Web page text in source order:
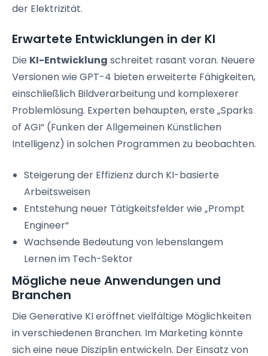
der Elektrizität.
Erwartete Entwicklungen in der KI
Die KI-Entwicklung schreitet rasant voran. Neuere
Versionen wie GPT-4 bieten erweiterte Fähigkeiten,
einschließlich Bildverarbeitung und komplexerer
Problemlösung. Experten behaupten, erste „Sparks
of AGI“ (Funken der Allgemeinen Künstlichen
Intelligenz) in solchen Programmen zu beobachten.
Steigerung der Effizienz durch KI-basierte
Arbeitsweisen
Entstehung neuer Tätigkeitsfelder wie „Prompt
Engineer“
Wachsende Bedeutung von lebenslangem
Lernen im Tech-Sektor
Mögliche neue Anwendungen und
Branchen
Die Generative KI eröffnet vielfältige Möglichkeiten
in verschiedenen Branchen. Im Marketing könnte
sich eine neue Disziplin entwickeln. Der Einsatz von